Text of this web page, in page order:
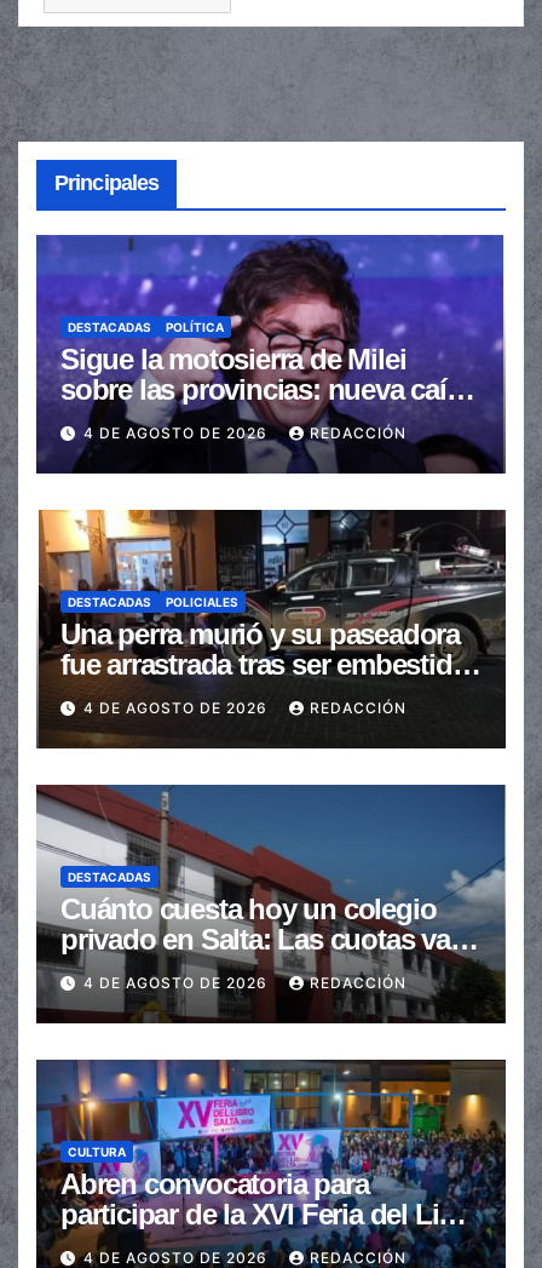
Principales
DESTACADAS POLÍTICA
Sigue la motosierra de Milei
sobre las provincias: nueva caída
de las transferencias no
automáticas
4 DE AGOSTO DE 2026 REDACCIÓN
DESTACADAS POLICIALES
Una perra murió y su paseadora
fue arrastrada tras ser embestidas
en la senda peatonal
4 DE AGOSTO DE 2026 REDACCIÓN
DESTACADAS
Cuánto cuesta hoy un colegio
privado en Salta: Las cuotas van
de $110.000 a más de $600.000
4 DE AGOSTO DE 2026 REDACCIÓN
CULTURA
Abren convocatoria para
participar de la XVI Feria del Libro
de Salta
4 DE AGOSTO DE 2026 REDACCIÓN